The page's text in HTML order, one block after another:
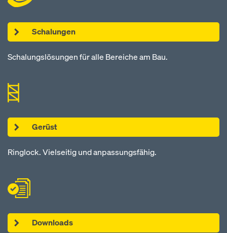
Schalungen
Schalungslösungen für alle Bereiche am Bau.
Gerüst
Ringlock. Vielseitig und anpassungsfähig.
Downloads